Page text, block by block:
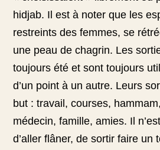
hidjab. Il est à noter que les
restreints des femmes, se
une peau de chagrin. Les
toujours été et sont toujours
d’un point à un autre. Leurs
but : travail, courses,
médecin, famille, amies. Il
d’aller flâner, de sortir faire un